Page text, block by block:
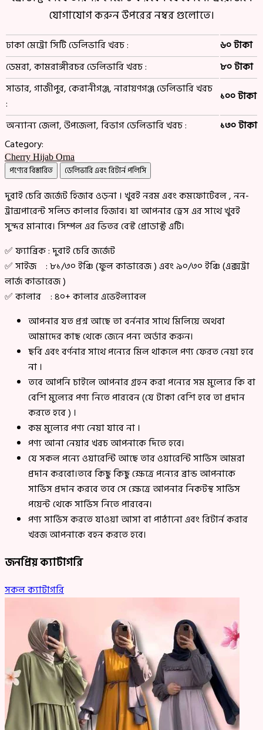
যোগাযোগ করুন উপরের নম্বর গুলোতে।
ঢাকা মেট্রো সিটি ডেলিভারি খরচ :
৬০ টাকা
ডেমরা, কামরাঙ্গীরচর ডেলিভারি খরচ :
৮০ টাকা
সাভার, গাজীপুর, কেরানীগঞ্জ, নারায়ণগঞ্জ ডেলিভারি খরচ
:
১০০ টাকা
অন্যান্য জেলা, উপজেলা, বিভাগ ডেলিভারি খরচ :
১৩০ টাকা
Category:
Cherry Hijab Orna
পণ্যের বিস্তারিত ডেলিভারি এবং রিটার্ন পলিসি
দুবাই চেরি জর্জেট হিজাব ওড়না । খুবই নরম এবং কমফোর্টেবল , নন-
ট্রান্সপারেন্ট সলিড কালার হিজাব। যা আপনার ড্রেস এর সাথে খুবই
সুন্দর মানাবে। সিম্পল এর ভিতর বেস্ট প্রোডাক্ট এটি।
✅ ফ্যাব্রিক : দুবাই চেরি জর্জেট
✅ সাইজ : ৮১/৩০ ইঞ্চি (ফুল কাভারেজ ) এবং ৯০/৩০ ইঞ্চি (এক্সট্রা
লার্জ কাভারেজ )
✅ কালার : ৪০+ কালার এভেইল্যাবল
আপনার যত প্রশ্ন আছে তা বর্ননার সাথে মিলিয়ে অথবা
আমাদের কাছ থেকে জেনে পন্য অর্ডার করুন।
ছবি এবং বর্ণনার সাথে পন্যের মিল থাকলে পণ্য ফেরত নেয়া হবে
না ।
তবে আপনি চাইলে আপনার গ্রহন করা পন্যের সম মুল্যের কি বা
বেশি মুল্যের পণ্য নিতে পারবেন (যে টাকা বেশি হবে তা প্রদান
করতে হবে ) ।
কম মুল্যের পণ্য নেয়া যাবে না ।
পণ্য আনা নেয়ার খরচ আপনাকে দিতে হবে।
যে সকল পন্যে ওয়ারেন্টি আছে তার ওয়ারেন্টি সার্ভিস আমরা
প্রদান করবো।তবে কিছু কিছু ক্ষেত্রে পন্যের ব্রান্ড আপনাকে
সার্ভিস প্রদান করবে তবে সে ক্ষেত্রে আপনার নিকটস্থ সার্ভিস
পয়েন্ট থেকে সার্ভিস নিতে পারবেন।
পণ্য সার্ভিস করতে যাওয়া আসা বা পাঠানো এবং রিটার্ন করার
খরজ আপনাকে বহন করতে হবে।
জনপ্রিয় ক্যাটাগরি
সকল ক্যাটাগরি